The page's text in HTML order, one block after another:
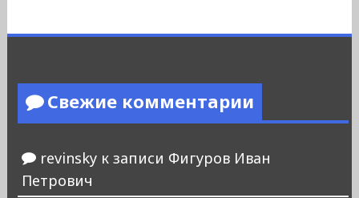
Свежие комментарии
revinskyк записи Фигуров Иван
Петрович